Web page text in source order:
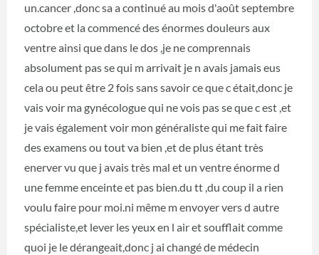
un.cancer ,donc sa a continué au mois d'août septembre
octobre et la commencé des énormes douleurs aux
ventre ainsi que dans le dos ,je ne comprennais
absolument pas se qui m arrivait je n avais jamais eus
cela ou peut être 2 fois sans savoir ce que c était,donc je
vais voir ma gynécologue qui ne vois pas se que c est ,et
je vais également voir mon généraliste qui me fait faire
des examens ou tout va bien ,et de plus étant très
enerver vu que j avais très mal et un ventre énorme d
une femme enceinte et pas bien.du tt ,du coup il a rien
voulu faire pour moi.ni même m envoyer vers d autre
spécialiste,et lever les yeux en l air et soufflait comme
quoi je le dérangeait,donc j ai changé de médecin